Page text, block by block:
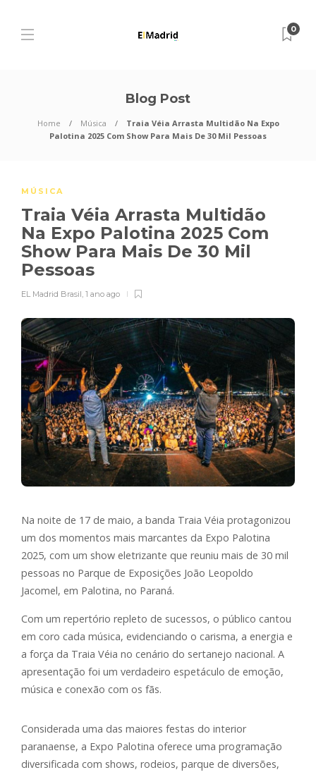
0
Blog Post
Home Música
Traia Véia Arrasta Multidão Na Expo
Palotina 2025 Com Show Para Mais De 30 Mil Pessoas
MÚSICA
Traia Véia Arrasta Multidão
Na Expo Palotina 2025 Com
Show Para Mais De 30 Mil
Pessoas
EL Madrid Brasil, 1 ano ago
Na noite de 17 de maio, a banda Traia Véia protagonizou
um dos momentos mais marcantes da Expo Palotina
2025, com um show eletrizante que reuniu mais de 30 mil
pessoas no Parque de Exposições João Leopoldo
Jacomel, em Palotina, no Paraná.
Com um repertório repleto de sucessos, o público cantou
em coro cada música, evidenciando o carisma, a energia e
a força da Traia Véia no cenário do sertanejo nacional. A
apresentação foi um verdadeiro espetáculo de emoção,
música e conexão com os fãs.
Considerada uma das maiores festas do interior
paranaense, a Expo Palotina oferece uma programação
diversificada com shows, rodeios, parque de diversões,